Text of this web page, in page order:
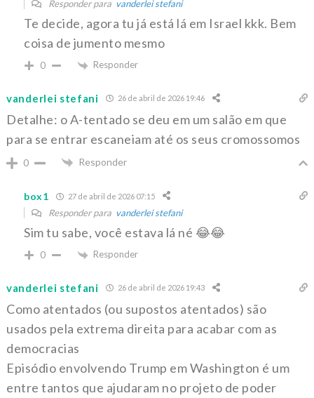
Responder para vanderlei stefani
Te decide, agora tu já está lá em Israel kkk. Bem
coisa de jumento mesmo
0 Responder
vanderlei stefani 26 de abril de 2026 19:46
Detalhe: o A-tentado se deu em um salão em que
para se entrar escaneiam até os seus cromossomos
0 Responder
box1 27 de abril de 2026 07:15
Responder para vanderlei stefani
Sim tu sabe, você estava lá né 😂😂
0 Responder
vanderlei stefani 26 de abril de 2026 19:43
Como atentados (ou supostos atentados) são
usados pela extrema direita para acabar com as
democracias
Episódio envolvendo Trump em Washington é um
entre tantos que ajudaram no projeto de poder